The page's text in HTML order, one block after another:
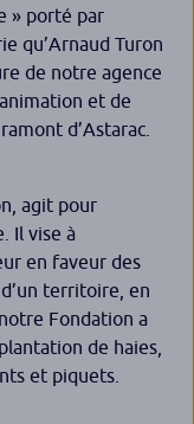
» porté par
qu’Arnaud Turon
de notre agence
et de
d’Astarac.
agit pour
Il vise à
en faveur des
territoire, en
Fondation a
de haies,
et piquets.